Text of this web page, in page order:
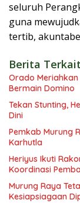
seluruh
guna
tertib,
Berita Terkait
Orado Meriahkan
Bermain Domino
Tekan Stunting,
Dini
Pemkab Murung
Karhutla
Heriyus Ikuti
Koordinasi
Murung Raya
Kesiapsiagaan